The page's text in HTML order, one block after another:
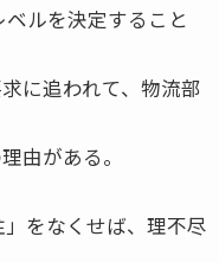
ルを決定すること
に追われて、物流部
由がある。
をなくせば、理不尽